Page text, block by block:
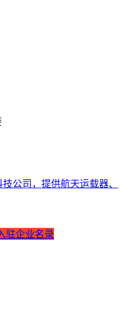
公司，提供航天运载器、
驻企业名录